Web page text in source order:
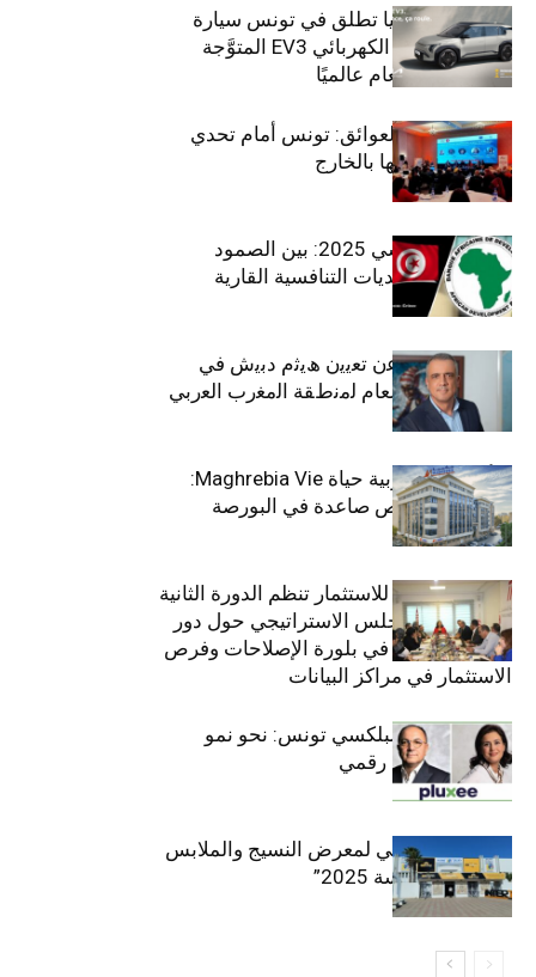
سيتي كارز – كيا تطلق في تونس سيارة
الـدفع الرباعي الكهربائي EV3 المتوَّجة
بلقب سيارة العام عالميًا
بين الطموح والعوائق: تونس أمام تحدي
استعادة كفاءاتها بالخارج
الاقتصاد التونسي 2025: بين الصمود
الاجتماعي وتحديات التنافسية القارية
ﺗﯾﺗرا ﺑﺎك ﺗﻌﻠن ﻋن ﺗﻌﯾﯾن ھﯾﺛم دﺑﯾش ﻓﻲ
ﻣﻧﺻب اﻟﻣدﯾر اﻟﻌﺎم ﻟﻣﻧطﻘﺔ اﻟﻣﻐرب اﻟﻌرﺑﻲ
وﻏرب أﻓرﯾﻘﯾﺎ
التأمينات المغربية حياة Maghrebia Vie:
فاعل رائد بفرص صاعدة في البورصة
(+34.8%)
الهيئة التونسية للاستثمار تنظم الدورة الثانية
والعشرين للمجلس الاستراتيجي حول دور
القطاع الخاص في بلورة الإصلاحات وفرص
الاستثمار في مراكز البيانات
قيادة مزدوجة لبلكسي تونس: نحو نمو
متسارع وتحول رقمي
الافتتاح الرسمي لمعرض النسيج والملابس
“إنترتكس سوسة 2025”